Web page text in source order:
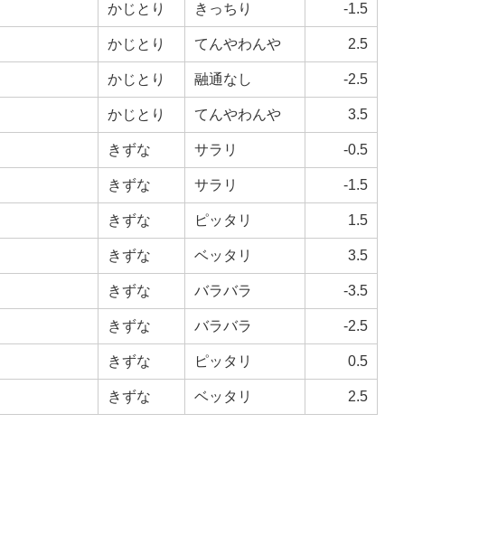
かじとり きっちり -1.5
かじとり てんやわんや 2.5
かじとり 融通なし -2.5
かじとり てんやわんや 3.5
きずな サラリ -0.5
きずな サラリ -1.5
きずな ピッタリ 1.5
きずな ベッタリ 3.5
きずな バラバラ -3.5
きずな バラバラ -2.5
きずな ピッタリ 0.5
きずな ベッタリ 2.5